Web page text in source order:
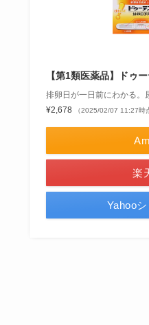
【第1類医薬品】ドゥ
排卵日が一日前にわかる。
¥2,678
（2025/02/07 11:27時
楽
Yahoo